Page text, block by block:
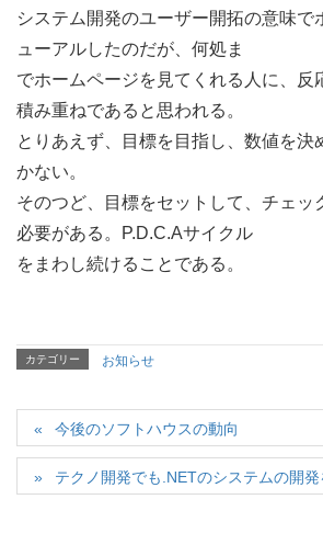
システム開発のユーザー開拓の意味で
ューアルしたのだが、何処ま
でホームページを見てくれる人に、反
積み重ねであると思われる。
とりあえず、目標を目指し、数値を決
かない。
そのつど、目標をセットして、チェッ
必要がある。P.D.C.Aサイクル
をまわし続けることである。
カテゴリー お知らせ
今後のソフトハウスの動向
テクノ開発でも.NETのシステムの開発